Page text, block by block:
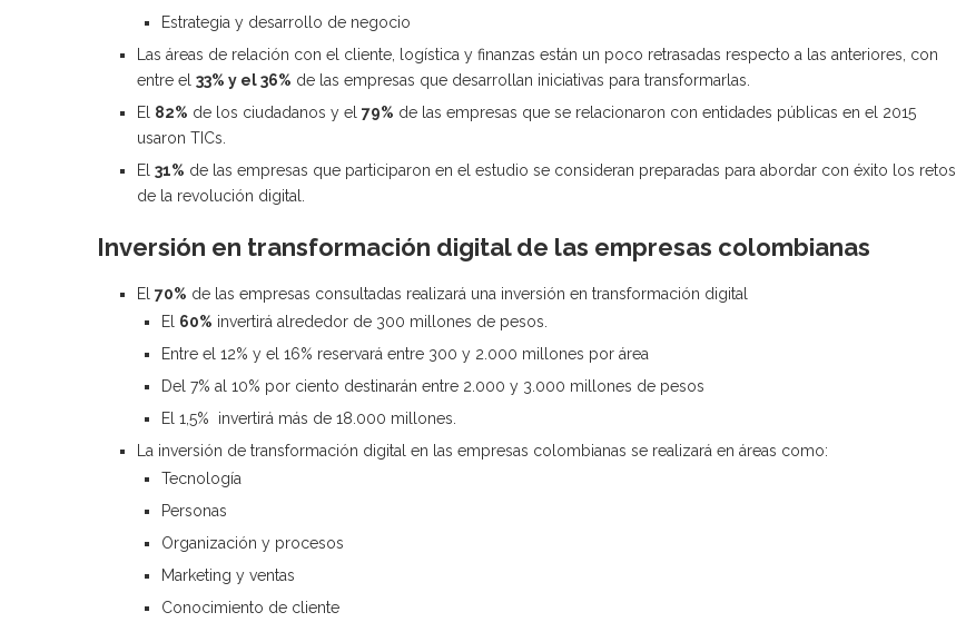
Estrategia y desarrollo de negocio
Las áreas de relación con el cliente, logística y finanzas están un poco retrasadas respecto a las anteriores, con
entre el 33% y el 36% de las empresas que desarrollan iniciativas para transformarlas.
El 82% de los ciudadanos y el 79% de las empresas que se relacionaron con entidades públicas en el 2015
usaron TICs.
El 31% de las empresas que participaron en el estudio se consideran preparadas para abordar con éxito los retos
de la revolución digital.
Inversión en transformación digital de las empresas colombianas
El 70% de las empresas consultadas realizará una inversión en transformación digital
El 60% invertirá alrededor de 300 millones de pesos.
Entre el 12% y el 16% reservará entre 300 y 2.000 millones por área
Del 7% al 10% por ciento destinarán entre 2.000 y 3.000 millones de pesos
El 1,5% invertirá más de 18.000 millones.
La inversión de transformación digital en las empresas colombianas se realizará en áreas como:
Tecnología
Personas
Organización y procesos
Marketing y ventas
Conocimiento de cliente